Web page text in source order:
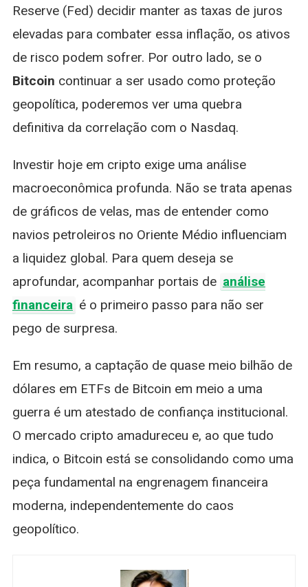
Reserve (Fed) decidir manter as taxas de juros
elevadas para combater essa inflação, os ativos
de risco podem sofrer. Por outro lado, se o
Bitcoin continuar a ser usado como proteção
geopolítica, poderemos ver uma quebra
definitiva da correlação com o Nasdaq.
Investir hoje em cripto exige uma análise
macroeconômica profunda. Não se trata apenas
de gráficos de velas, mas de entender como
navios petroleiros no Oriente Médio influenciam
a liquidez global. Para quem deseja se
aprofundar, acompanhar portais de análise
financeira é o primeiro passo para não ser
pego de surpresa.
Em resumo, a captação de quase meio bilhão de
dólares em ETFs de Bitcoin em meio a uma
guerra é um atestado de confiança institucional.
O mercado cripto amadureceu e, ao que tudo
indica, o Bitcoin está se consolidando como uma
peça fundamental na engrenagem financeira
moderna, independentemente do caos
geopolítico.